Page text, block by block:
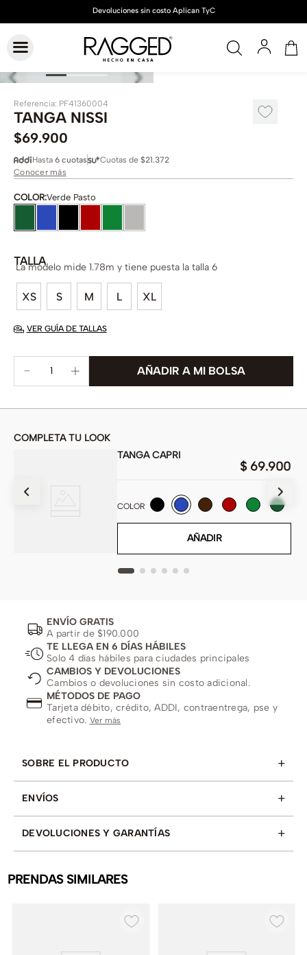
Referencia: PF41360004
TANGA NISSI
$69.900
Hasta 6 cuotas Cuotas de $21.372
Conocer más
COLOR:Verde Pasto
TALLA
XS S M L XL
La modelo mide 1.78m y tiene puesta la talla 6
VER GUÍA DE TALLAS
COMPLETA TU LOOK
TANGA CAPRI
$ 69.900
COLOR
AÑADIR
ENVÍO GRATIS
A partir de $190.000
TE LLEGA EN 6 DÍAS HÁBILES
Solo 4 días hábiles para ciudades principales
CAMBIOS Y DEVOLUCIONES
Cambios o devoluciones sin costo adicional.
MÉTODOS DE PAGO
Tarjeta débito, crédito, ADDI, contraentrega, pse y
efectivo. Ver más
SOBRE EL PRODUCTO +
ENVÍOS +
DEVOLUCIONES Y GARANTÍAS +
PRENDAS SIMILARES